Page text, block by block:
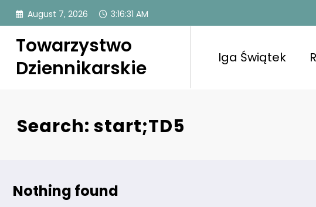
Skip
content
August 7, 2026 3:16:32 AM
Towarzystwo
Dziennikarskie
Iga Świątek
Search: start;TD5
Nothing found